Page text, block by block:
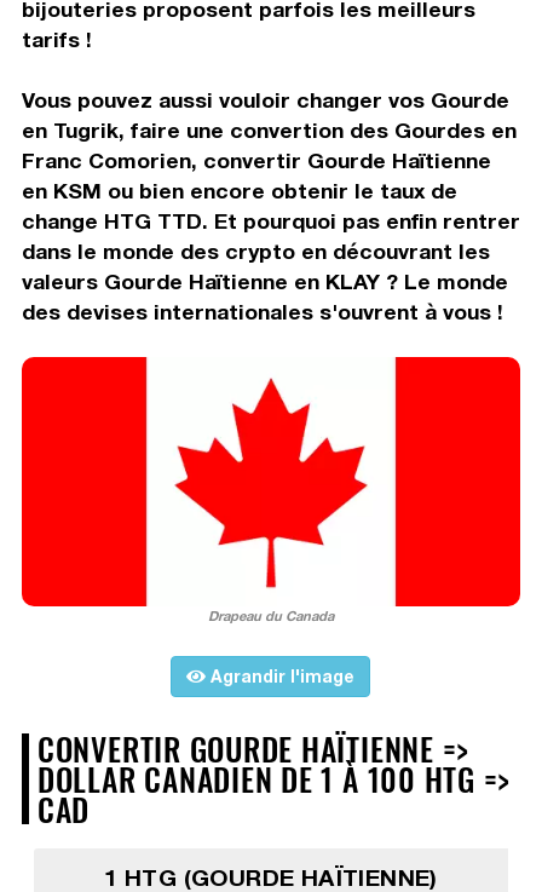
bijouteries proposent parfois les meilleurs
tarifs !
Vous pouvez aussi vouloir changer vos Gourde
en Tugrik, faire une convertion des Gourdes en
Franc Comorien, convertir Gourde Haïtienne
en KSM ou bien encore obtenir le taux de
change HTG TTD. Et pourquoi pas enfin rentrer
dans le monde des crypto en découvrant les
valeurs Gourde Haïtienne en KLAY ? Le monde
des devises internationales s'ouvrent à vous !
Drapeau du Canada
Agrandir l'image
CONVERTIR GOURDE HAÏTIENNE =>
DOLLAR CANADIEN DE 1 À 100 HTG =>
CAD
1 HTG (GOURDE HAÏTIENNE)